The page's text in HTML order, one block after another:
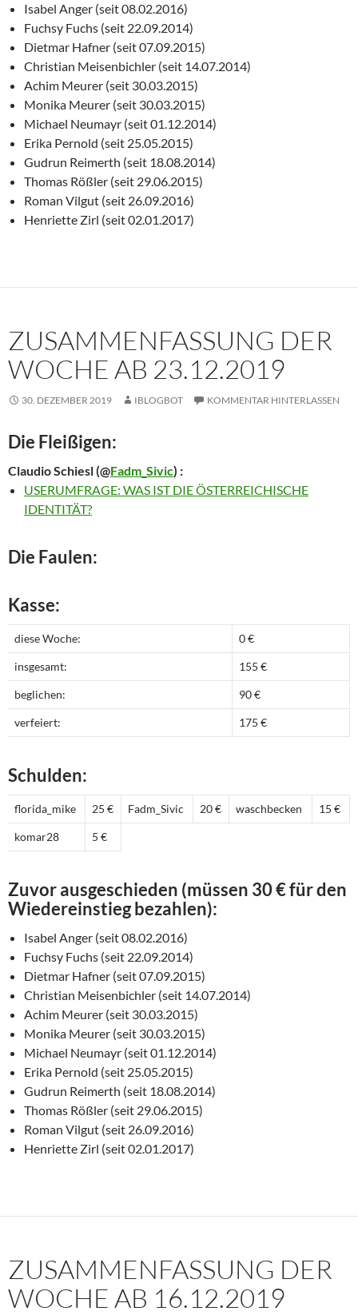
Isabel Anger (seit 08.02.2016)
Fuchsy Fuchs (seit 22.09.2014)
Dietmar Hafner (seit 07.09.2015)
Christian Meisenbichler (seit 14.07.2014)
Achim Meurer (seit 30.03.2015)
Monika Meurer (seit 30.03.2015)
Michael Neumayr (seit 01.12.2014)
Erika Pernold (seit 25.05.2015)
Gudrun Reimerth (seit 18.08.2014)
Thomas Rößler (seit 29.06.2015)
Roman Vilgut (seit 26.09.2016)
Henriette Zirl (seit 02.01.2017)
ZUSAMMENFASSUNG DER
WOCHE AB 23.12.2019
30. DEZEMBER 2019 IBLOGBOT KOMMENTAR HINTERLASSEN
Die Fleißigen:
Claudio Schiesl(@Fadm_Sivic) :
USERUMFRAGE: WAS IST DIE ÖSTERREICHISCHE
IDENTITÄT?
Die Faulen:
Kasse:
diese Woche: 0 €
insgesamt: 155 €
beglichen: 90 €
verfeiert: 175 €
Schulden:
florida_mike 25 € Fadm_Sivic 20 € waschbecken 15 €
komar28 5 €
Zuvor ausgeschieden (müssen 30 € für den
Wiedereinstieg bezahlen):
Isabel Anger (seit 08.02.2016)
Fuchsy Fuchs (seit 22.09.2014)
Dietmar Hafner (seit 07.09.2015)
Christian Meisenbichler (seit 14.07.2014)
Achim Meurer (seit 30.03.2015)
Monika Meurer (seit 30.03.2015)
Michael Neumayr (seit 01.12.2014)
Erika Pernold (seit 25.05.2015)
Gudrun Reimerth (seit 18.08.2014)
Thomas Rößler (seit 29.06.2015)
Roman Vilgut (seit 26.09.2016)
Henriette Zirl (seit 02.01.2017)
ZUSAMMENFASSUNG DER
WOCHE AB 16.12.2019